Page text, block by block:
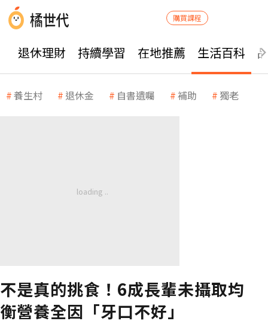
購買課程
退休理財 持續學習 在地推薦 生活百科
養生村 退休金 自書遺囑 補助 獨老
不是真的挑食！6成長輩未攝取均
衡營養全因「牙口不好」